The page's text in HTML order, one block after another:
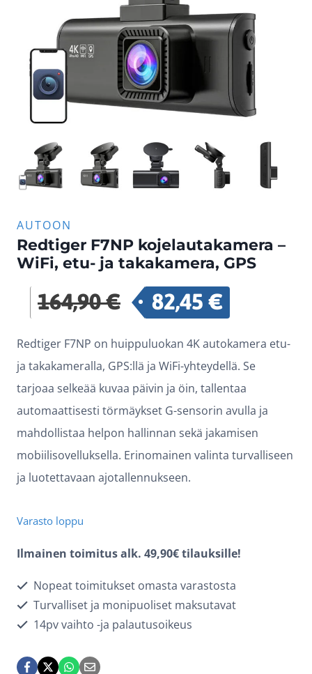
AUTOON
Redtiger F7NP kojelautakamera –
WiFi, etu- ja takakamera, GPS
164,90€ Alkuperäinen
oli:
164,90 €.
82,45€
82,45 €.
Redtiger F7NP on huippuluokan 4K autokamera etu-
ja takakameralla, GPS:llä ja WiFi-yhteydellä. Se
tarjoaa selkeää kuvaa päivin ja öin, tallentaa
automaattisesti törmäykset G-sensorin avulla ja
mahdollistaa helpon hallinnan sekä jakamisen
mobiilisovelluksella. Erinomainen valinta turvalliseen
ja luotettavaan ajotallennukseen.
Varasto loppu
Ilmainen toimitus alk. 49,90€ tilauksille!
Nopeat toimitukset omasta varastosta
Turvalliset ja monipuoliset maksutavat
14pv vaihto -ja palautusoikeus